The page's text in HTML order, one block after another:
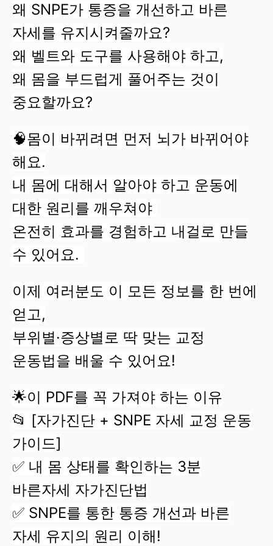
왜 SNPE가 통증을 개선하고 바른
자세를 유지시켜줄까요?
왜 벨트와 도구를 사용해야 하고,
왜 몸을 부드럽게 풀어주는 것이
중요할까요?
🧠몸이 바뀌려면 먼저 뇌가 바뀌어야
해요.
내 몸에 대해서 알아야 하고 운동에
대한 원리를 깨우쳐야
온전히 효과를 경험하고 내걸로 만들
수 있어요.
이제 여러분도 이 모든 정보를 한 번에
얻고,
부위별·증상별로 딱 맞는 교정
운동법을 배울 수 있어요!
🌟이 PDF를 꼭 가져야 하는 이유
📂 [자가진단 + SNPE 자세 교정 운동
가이드]
✅ 내 몸 상태를 확인하는 3분
바른자세 자가진단법
✅ SNPE를 통한 통증 개선과 바른
자세 유지의 원리 이해!